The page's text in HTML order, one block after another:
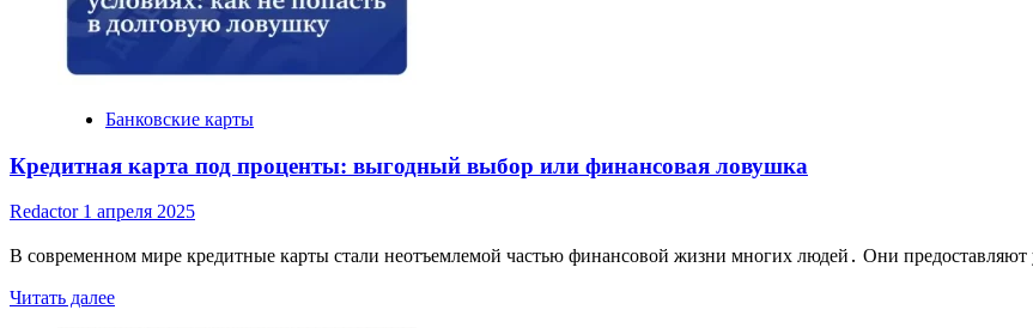
Банковские карты
Кредитная карта под проценты: выгодный выбор или финансовая ловушка
Redactor 1 апреля 2025
В современном мире кредитные карты стали неотъемлемой частью финансовой жизни многих людей․ Они предоставляют
Читать далееRead